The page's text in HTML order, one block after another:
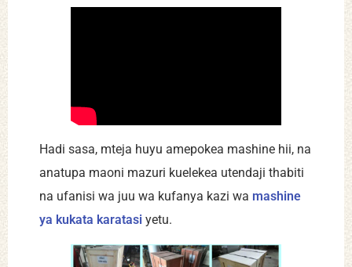
Hadi sasa, mteja huyu amepokea mashine hii, na
anatupa maoni mazuri kuelekea utendaji thabiti
na ufanisi wa juu wa kufanya kazi wa mashine
ya kukata karatasi yetu.